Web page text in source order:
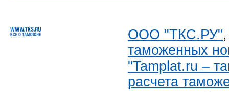
ООО "ТКС.РУ"
таможенных
"Tamplat.ru –
расчета